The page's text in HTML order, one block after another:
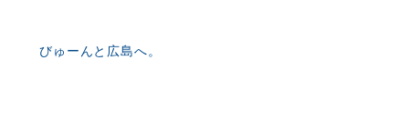
びゅーんと広島へ。